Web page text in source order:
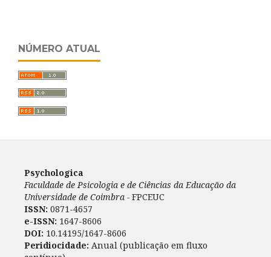
NÚMERO ATUAL
Psychologica
Faculdade de Psicologia e de Ciências da Educação da
Universidade de Coimbra - FPCEUC
ISSN: 0871-4657
e-ISSN: 1647-8606
DOI: 10.14195/1647-8606
Peridiocidade: Anual (publicação em fluxo